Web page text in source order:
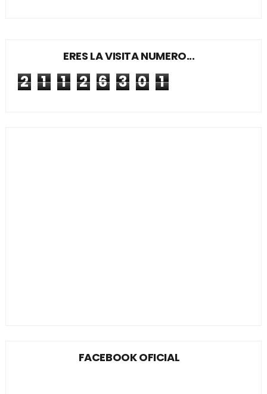
ERES LA VISITA NUMERO...
2 1 1 2 6 3 0 1
FACEBOOK OFICIAL